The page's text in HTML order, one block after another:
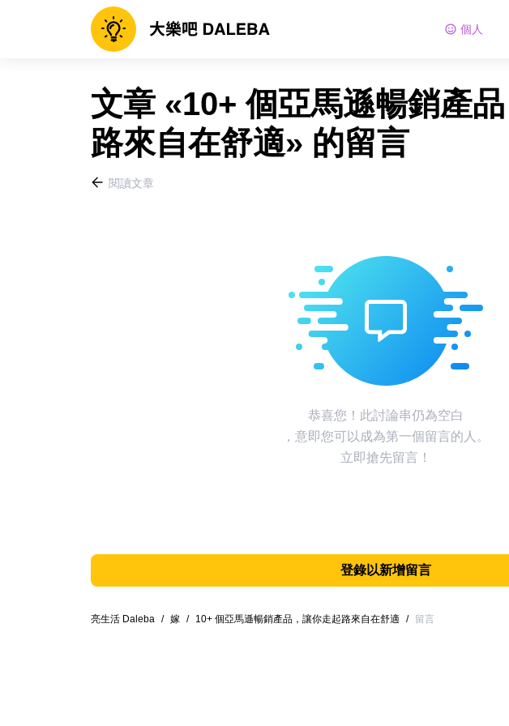
個人
文章 «10+ 個亞馬遜暢銷產
路來自在舒適» 的留言
閱讀文章
恭喜您！此討論串仍為空白
，意即您可以成為第一個留言的人。
立即搶先留言！
登錄以新增留言
亮生活 Daleba / 嫁 / 10+ 個亞馬遜暢銷產品，讓你走起路來自在舒適 / 留言